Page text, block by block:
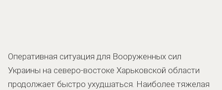
Оперативная ситуация для Вооруженных сил
Украины на северо-востоке Харьковской области
продолжает быстро ухудшаться. Наиболее тяжелая